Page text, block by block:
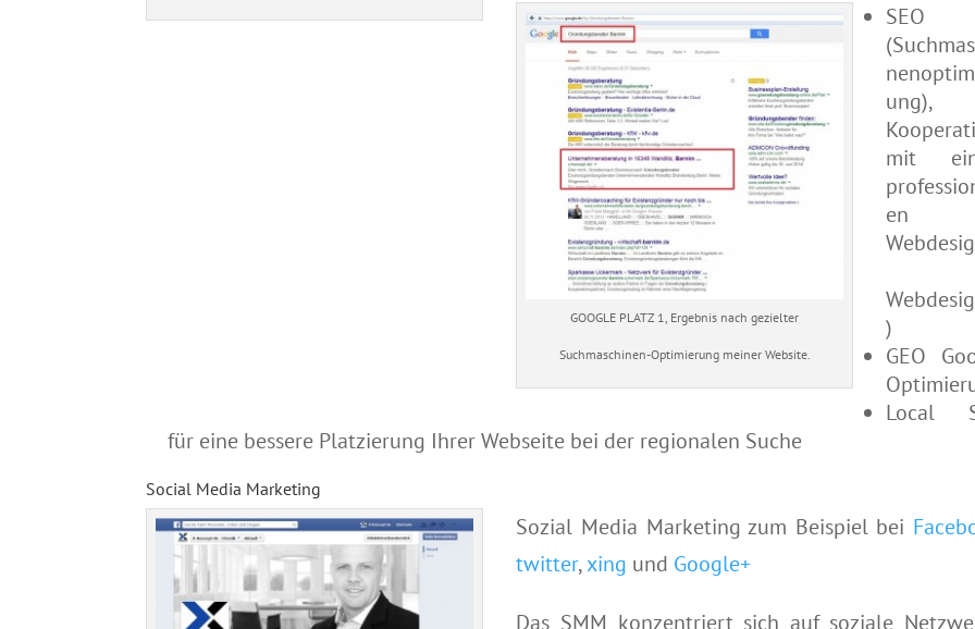
GOOGLE PLATZ 1, Ergebnis nach gezielter
Suchmaschinen-Optimierung meiner Website.
SEO
ung),
mit
en
)
GEO
Local
für eine bessere Platzierung Ihrer Webseite bei der regionalen Suche
Social Media Marketing
Sozial Media Marketing zum Beispiel bei
twitter,xing und Google+
Das SMM konzentriert sich auf soziale